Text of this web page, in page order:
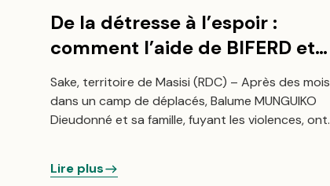
De la détresse à l’espoir :
comment l’aide de BIFERD et
Islamic Relief a sauvé des
familles déplacées à Sake
Sake, territoire de Masisi (RDC) – Après des mois
dans un camp de déplacés, Balume MUNGUIKO
Dieudonné et sa famille, fuyant les violences, ont
BIFERD.
Lire plus